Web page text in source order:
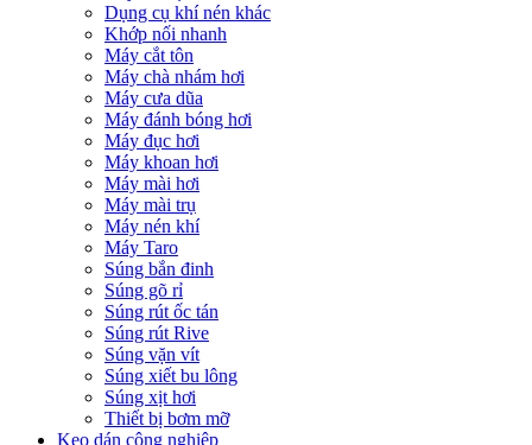
Dụng cụ khí nén khác
Khớp nối nhanh
Máy cắt tôn
Máy chà nhám hơi
Máy cưa dũa
Máy đánh bóng hơi
Máy đục hơi
Máy khoan hơi
Máy mài hơi
Máy mài trụ
Máy nén khí
Máy Taro
Súng bắn đinh
Súng gõ rỉ
Súng rút ốc tán
Súng rút Rive
Súng vặn vít
Súng xiết bu lông
Súng xịt hơi
Thiết bị bơm mỡ
Keo dán công nghiệp